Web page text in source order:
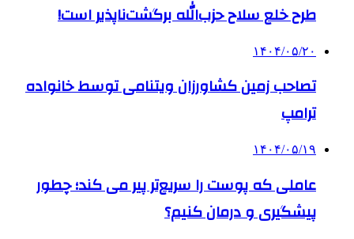
طرح خلع سلاح حزب‌الله برگشت‌ناپذیر است!
۱۴۰۴/۰۵/۲۰
تصاحب زمین کشاورزان ویتنامی توسط خانواده
ترامپ
۱۴۰۴/۰۵/۱۹
عاملی که پوست را سریع‌تر پیر می کند؛ چطور
پیشگیری و درمان کنیم؟